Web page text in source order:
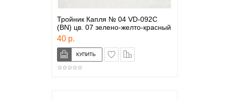
Тройник Капля № 04 VD-092C
(BN) цв. 07 зелено-желто-красный
40 р.
в закладки